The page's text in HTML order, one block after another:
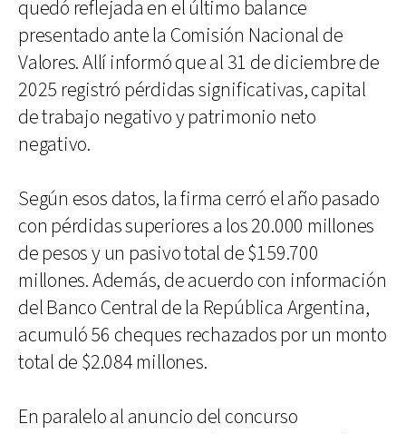
quedó reflejada en el último balance
presentado ante la Comisión Nacional de
Valores. Allí informó que al 31 de diciembre de
2025 registró pérdidas significativas, capital
de trabajo negativo y patrimonio neto
negativo.
Según esos datos, la firma cerró el año pasado
con pérdidas superiores a los 20.000 millones
de pesos y un pasivo total de $159.700
millones. Además, de acuerdo con información
del Banco Central de la República Argentina,
acumuló 56 cheques rechazados por un monto
total de $2.084 millones.
En paralelo al anuncio del concurso